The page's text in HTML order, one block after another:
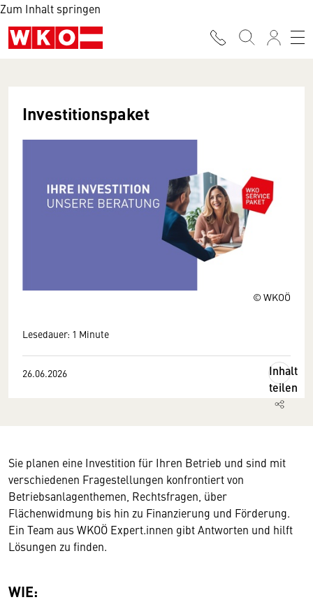
Zum Inhalt springen
© WKOÖ
Investitionspaket
Lesedauer: 1 Minute
26.06.2026
Inhalt
teilen
Sie planen eine Investition für Ihren Betrieb und sind mit
verschiedenen Fragestellungen konfrontiert von
Betriebsanlagenthemen, Rechtsfragen, über
Flächenwidmung bis hin zu Finanzierung und Förderung.
Ein Team aus WKOÖ Expert.innen gibt Antworten und hilft
Lösungen zu finden.
WIE: